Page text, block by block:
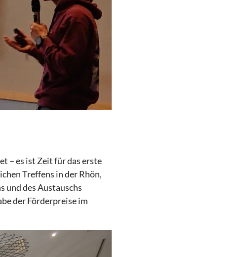
– es ist Zeit für das erste
Treffens in der Rhön,
und des Austauschs
der Förderpreise im